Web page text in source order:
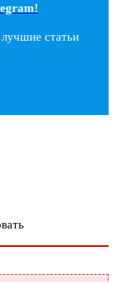
статьи